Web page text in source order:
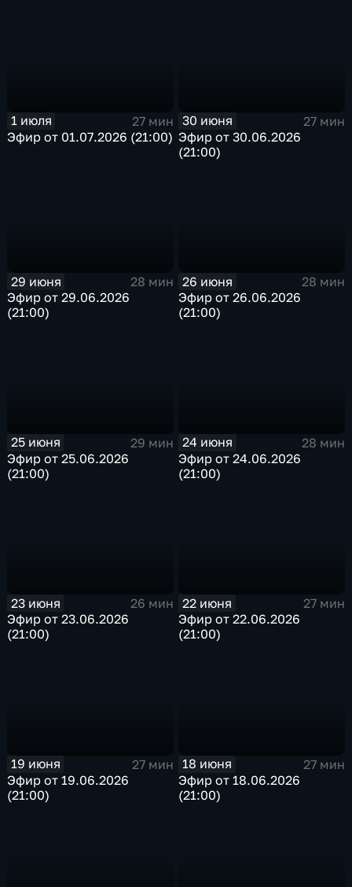
1 июля
27 мин
Эфир от 01.07.2026 (21:00)
30 июня
27 мин
Эфир от 30.06.2026
(21:00)
29 июня
28 мин
Эфир от 29.06.2026
(21:00)
26 июня
28 мин
Эфир от 26.06.2026
(21:00)
25 июня
29 мин
Эфир от 25.06.2026
(21:00)
24 июня
28 мин
Эфир от 24.06.2026
(21:00)
23 июня
26 мин
Эфир от 23.06.2026
(21:00)
22 июня
27 мин
Эфир от 22.06.2026
(21:00)
19 июня
27 мин
Эфир от 19.06.2026
(21:00)
18 июня
27 мин
Эфир от 18.06.2026
(21:00)